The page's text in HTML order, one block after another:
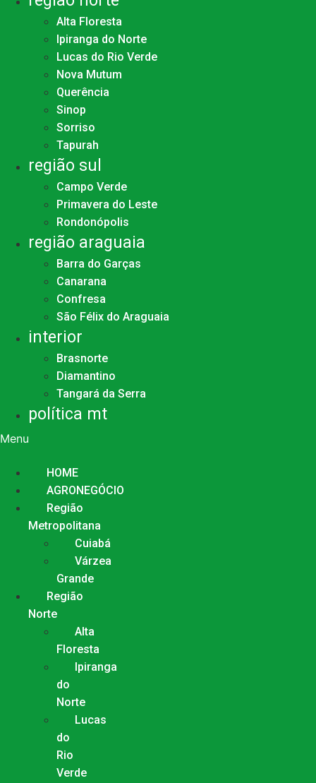
Alta Floresta
Ipiranga do Norte
Lucas do Rio Verde
Nova Mutum
Querência
Sinop
Sorriso
Tapurah
região sul
Campo Verde
Primavera do Leste
Rondonópolis
região araguaia
Barra do Garças
Canarana
Confresa
São Félix do Araguaia
interior
Brasnorte
Diamantino
Tangará da Serra
política mt
Menu
HOME
AGRONEGÓCIO
Região
Metropolitana
Cuiabá
Várzea
Grande
Região
Norte
Alta
Floresta
Ipiranga
do
Norte
Lucas
do
Rio
Verde